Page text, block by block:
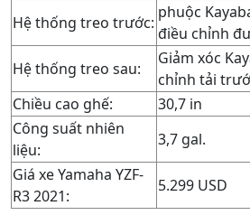
Hệ thống treo trước:
phuộc
điều chỉnh
Hệ thống treo sau:
Giảm xóc
chỉnh tải
Chiều cao ghế:
30,7 in
Công suất nhiên
liệu:
3,7 gal.
Giá xe Yamaha YZF-
R3 2021:
5.299 USD